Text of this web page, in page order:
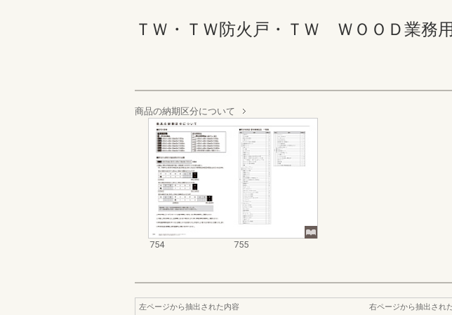
ＴＷ・ＴＷ防火戸・ＴＷ ＷＯＯＤ業務
商品の納期区分について
754 755
左ページから抽出された内容
右ページから抽出され